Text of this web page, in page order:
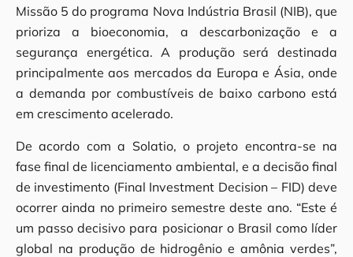
Missão 5 do programa Nova Indústria Brasil (NIB), que
prioriza a bioeconomia, a descarbonização e a
segurança energética. A produção será destinada
principalmente aos mercados da Europa e Ásia, onde
a demanda por combustíveis de baixo carbono está
em crescimento acelerado.
De acordo com a Solatio, o projeto encontra-se na
fase final de licenciamento ambiental, e a decisão final
de investimento (Final Investment Decision – FID) deve
ocorrer ainda no primeiro semestre deste ano. “Este é
um passo decisivo para posicionar o Brasil como líder
global na produção de hidrogênio e amônia verdes”,